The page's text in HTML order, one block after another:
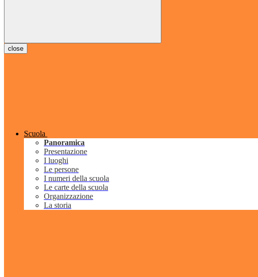
close
Scuola
Panoramica
Presentazione
I luoghi
Le persone
I numeri della scuola
Le carte della scuola
Organizzazione
La storia